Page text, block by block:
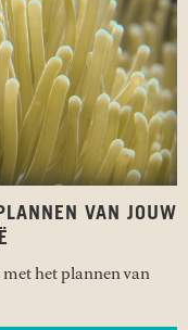
VAN JOUW
het plannen van